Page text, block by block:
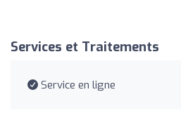
Services et Traitements
Service en ligne